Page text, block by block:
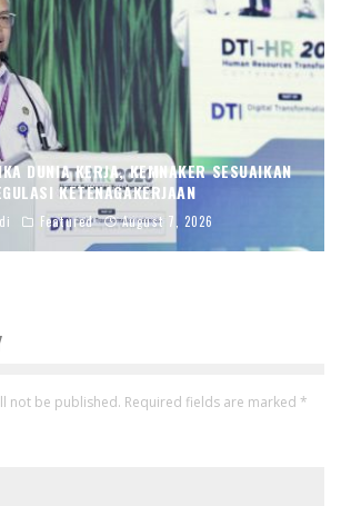
DUNIA KERJA, KEMNAKER SESUAIKAN
KETENAGAKERJAAN
Featured August 7, 2026
not be published. Required fields are marked *